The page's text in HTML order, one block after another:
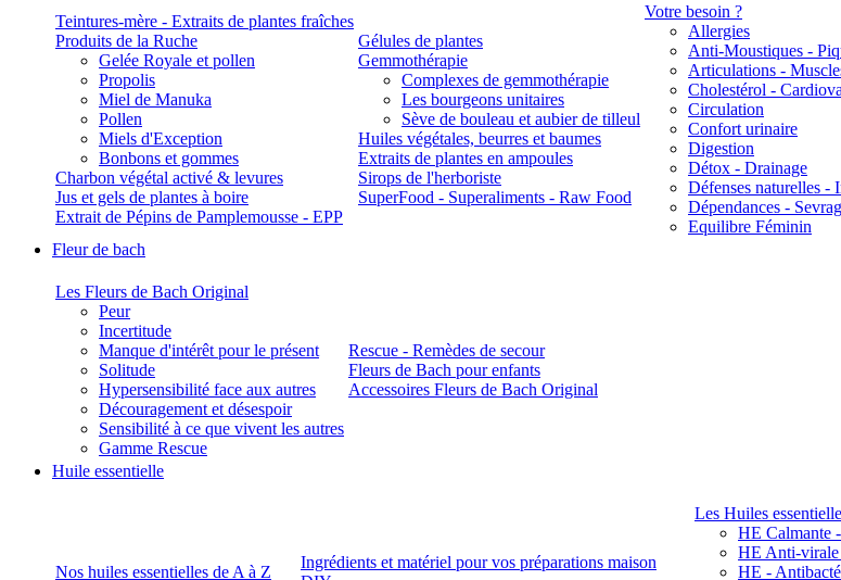
Teintures-mère - Extraits de plantes fraîches
Produits de la Ruche
Gelée Royale et pollen
Propolis
Miel de Manuka
Pollen
Miels d'Exception
Bonbons et gommes
Charbon végétal activé & levures
Jus et gels de plantes à boire
Extrait de Pépins de Pamplemousse - EPP
Gélules de plantes
Gemmothérapie
Complexes de gemmothérapie
Les bourgeons unitaires
Sève de bouleau et aubier de tilleul
Huiles végétales, beurres et baumes
Extraits de plantes en ampoules
Sirops de l'herboriste
SuperFood - Superaliments - Raw Food
Votre besoin ?
Allergies
Anti-Moustiques -
Articulations -
Cholestérol -
Circulation
Confort urinaire
Digestion
Détox - Drainage
Défenses naturelles -
Dépendances -
Equilibre Féminin
Fleur de bach
Les Fleurs de Bach Original
Peur
Incertitude
Manque d'intérêt pour le présent
Solitude
Hypersensibilité face aux autres
Découragement et désespoir
Sensibilité à ce que vivent les autres
Gamme Rescue
Rescue - Remèdes de secour
Fleurs de Bach pour enfants
Accessoires Fleurs de Bach Original
Huile essentielle
Nos huiles essentielles de A à Z
Ingrédients et matériel pour vos préparations maison
Les Huiles
HE Calmante
HE Anti-
HE -